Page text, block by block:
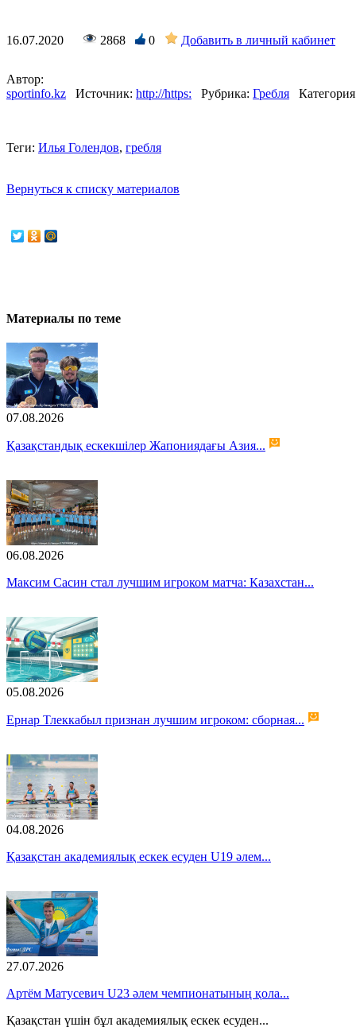
16.07.2020 2868 0 Добавить в личный кабинет
Автор:
sportinfo.kz
Источник: http://https: Рубрика: Гребля
Теги: Илья Голендов, гребля
Вернуться к списку материалов
Материалы по теме
07.08.2026
Қазақстандық ескекшілер Жапониядағы Азия...
06.08.2026
Максим Сасин стал лучшим игроком матча: Казахстан...
05.08.2026
Ернар Тлеккабыл признан лучшим игроком: сборная...
04.08.2026
Қазақстан академиялық ескек есуден U19 әлем...
27.07.2026
Артём Матусевич U23 әлем чемпионатының қола...
Қазақстан үшін бұл академиялық ескек есуден...